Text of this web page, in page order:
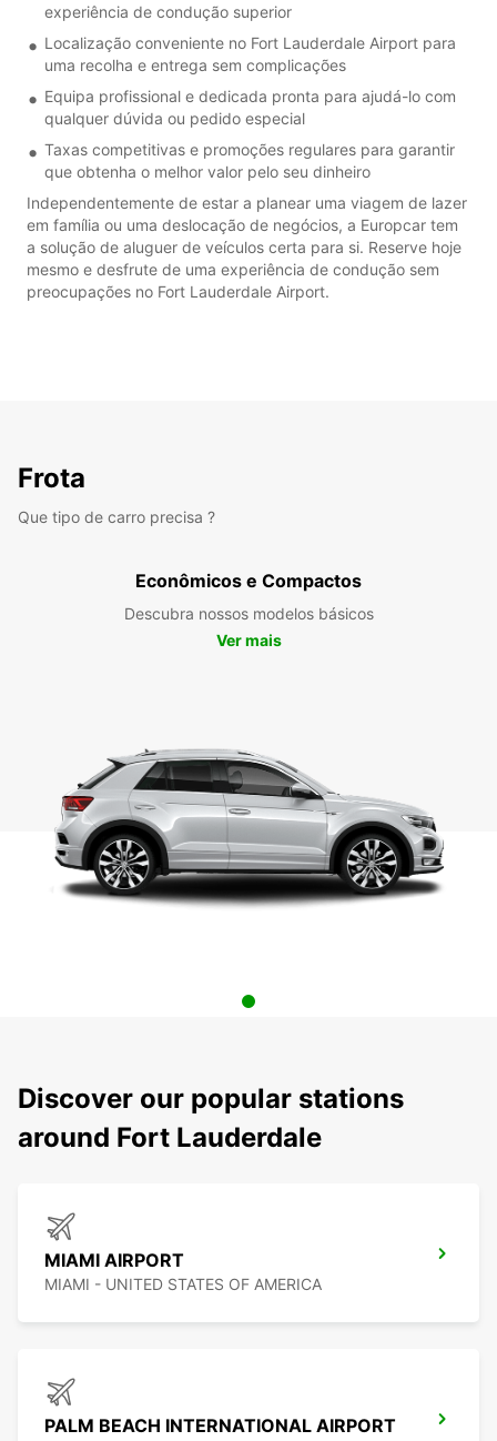
experiência de condução superior
Localização conveniente no Fort Lauderdale Airport para
uma recolha e entrega sem complicações
Equipa profissional e dedicada pronta para ajudá-lo com
qualquer dúvida ou pedido especial
Taxas competitivas e promoções regulares para garantir
que obtenha o melhor valor pelo seu dinheiro
Independentemente de estar a planear uma viagem de lazer
em família ou uma deslocação de negócios, a Europcar tem
a solução de aluguer de veículos certa para si. Reserve hoje
mesmo e desfrute de uma experiência de condução sem
preocupações no Fort Lauderdale Airport.
Frota
Que tipo de carro precisa ?
Econômicos e Compactos
Descubra nossos modelos básicos
Ver mais
Discover our popular stations
around Fort Lauderdale
MIAMI AIRPORT
MIAMI - UNITED STATES OF AMERICA
PALM BEACH INTERNATIONAL AIRPORT